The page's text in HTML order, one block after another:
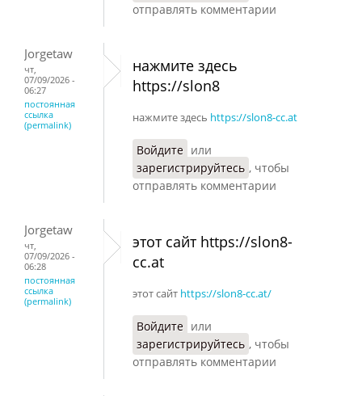
отправлять комментарии
Jorgetaw
чт,
07/09/2026 -
06:27
постоянная
ссылка
(permalink)
нажмите здесь
https://slon8
нажмите здесь https://slon8-cc.at
Войдите или
зарегистрируйтесь , чтобы
отправлять комментарии
Jorgetaw
чт,
07/09/2026 -
06:28
постоянная
ссылка
(permalink)
этот сайт https://slon8-
cc.at
этот сайт https://slon8-cc.at/
Войдите или
зарегистрируйтесь , чтобы
отправлять комментарии